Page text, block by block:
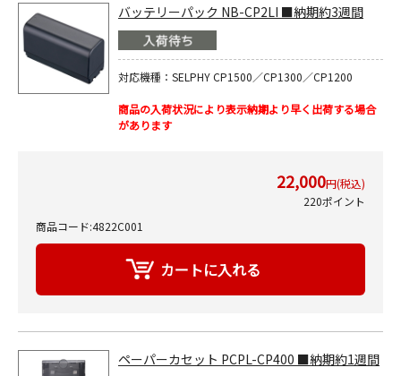
バッテリーパック NB-CP2LI ■納期約3週間
対応機種：SELPHY CP1500／CP1300／CP1200
商品の入荷状況により表示納期より早く出荷する場合
があります
22,000円(税込)
220ポイント
商品コード:4822C001
ペーパーカセット PCPL-CP400 ■納期約1週間